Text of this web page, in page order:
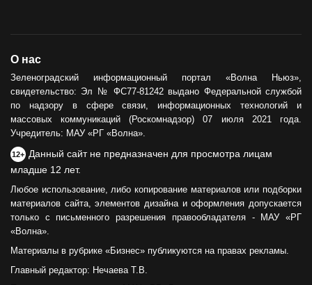
О нас
Зеленоградский информационный портал «Волна Ньюз»,
свидетельство: Эл № ФС77-81242 выдано Федеральной службой
по надзору в сфере связи, информационных технологий и
массовых коммуникаций (Роскомнадзор) 07 июля 2021 года.
Учредитель: МАУ «РГ «Волна».
12+ Данный сайт не предназначен для просмотра лицам
младше 12 лет.
Любое использование, либо копирование материалов или подборки
материалов сайта, элементов дизайна и оформления допускается
только с письменного разрешения правообладателя - МАУ «РГ
«Волна».
Материалы в рубрике «Бизнес» публикуются на правах рекламы.
Главный редактор: Нечаева Т.В.